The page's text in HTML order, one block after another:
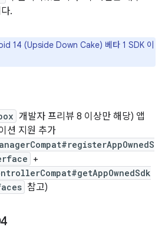
.
14 (Upside Down Cake) 베타 1 SDK 이
개발자 프리뷰 8 이상만 해당) 앱
션 지원 추가
+
참고)